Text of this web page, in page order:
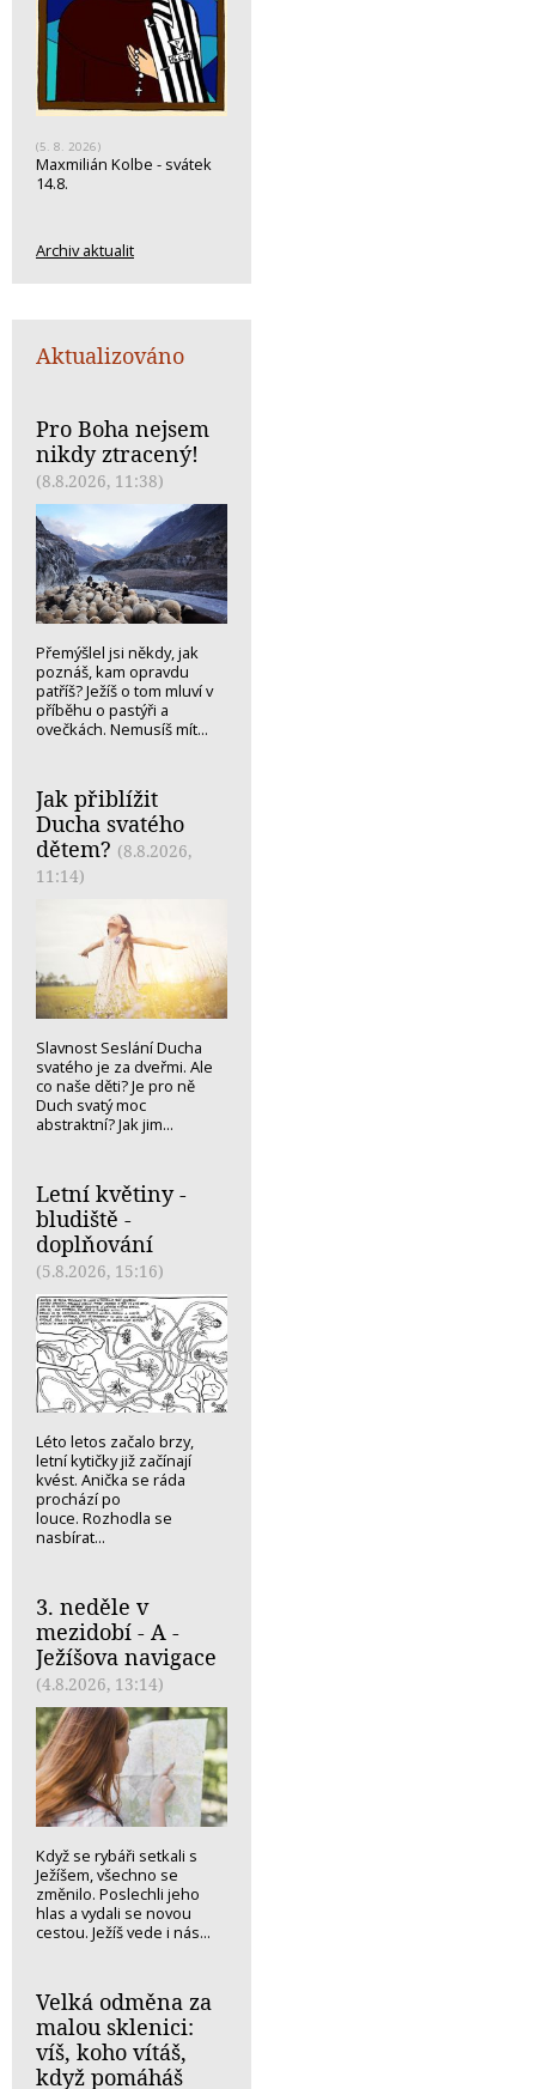
(5. 8. 2026)
Maxmilián Kolbe - svátek
14.8.
Archiv aktualit
Aktualizováno
Pro Boha nejsem
nikdy ztracený!
(8.8.2026, 11:38)
Přemýšlel jsi někdy, jak
poznáš, kam opravdu
patříš? Ježíš o tom mluví v
příběhu o pastýři a
ovečkách. Nemusíš mít...
Jak přiblížit
Ducha svatého
dětem? (8.8.2026,
11:14)
Slavnost Seslání Ducha
svatého je za dveřmi. Ale
co naše děti? Je pro ně
Duch svatý moc
abstraktní? Jak jim...
Letní květiny -
bludiště -
doplňování
(5.8.2026, 15:16)
Léto letos začalo brzy,
letní kytičky již začínají
kvést. Anička se ráda
prochází po
louce. Rozhodla se
nasbírat...
3. neděle v
mezidobí - A -
Ježíšova navigace
(4.8.2026, 13:14)
Když se rybáři setkali s
Ježíšem, všechno se
změnilo. Poslechli jeho
hlas a vydali se novou
cestou. Ježíš vede i nás...
Velká odměna za
malou sklenici:
víš, koho vítáš,
když pomáháš